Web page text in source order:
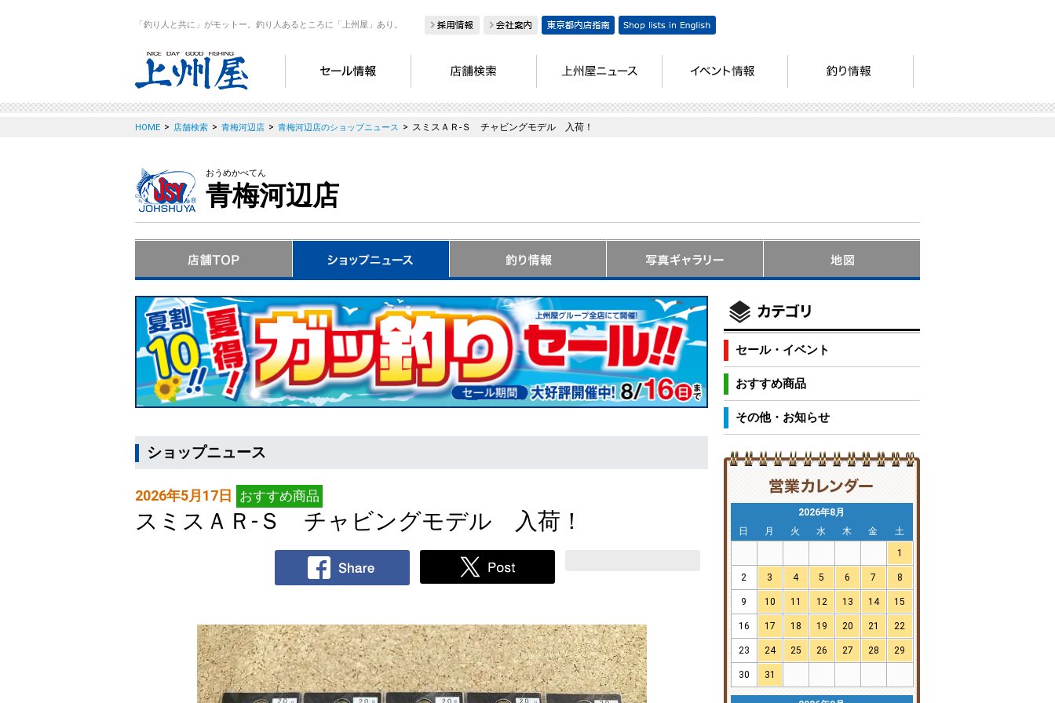
「釣り人と共に」がモットー。釣り人あるところに「上州屋」あり。
HOME > 店舗検索 > 青梅河辺店 > 青梅河辺店のショップニュース > スミスＡＲ-Ｓ チャビングモデル 入荷！
おうめかべてん
青梅河辺店
ショップニュース
2026年5月17日 おすすめ商品
スミスＡＲ-Ｓ チャビングモデル 入荷！
セール・イベント
おすすめ商品
その他・お知らせ
2026年8月
日
月 火 水 木 金
土
1
2 3 4 5 6 7 8
9 10 11 12 13 14 15
16 17 18 19 20 21 22
23 24 25 26 27 28 29
30 31